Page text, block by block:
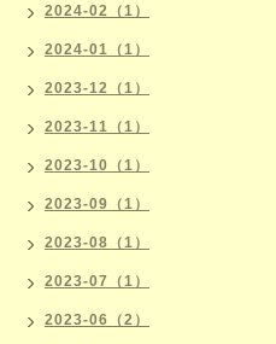
2024-02（1）
2024-01（1）
2023-12（1）
2023-11（1）
2023-10（1）
2023-09（1）
2023-08（1）
2023-07（1）
2023-06（2）